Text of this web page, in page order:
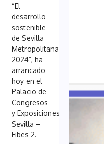
“El
desarrollo
sostenible
de Sevilla
Metropolitana
2024”, ha
arrancado
hoy en el
Palacio de
Congresos
y Exposiciones
Sevilla –
Fibes 2.